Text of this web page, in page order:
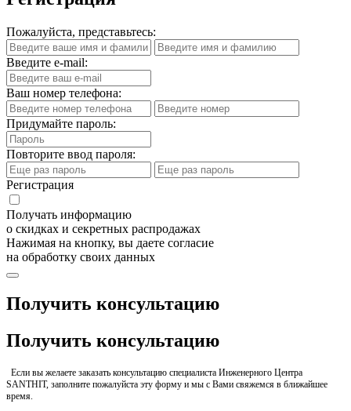
Пожалуйста, представьтесь:
Введите e-mail:
Ваш номер телефона:
Придумайте пароль:
Повторите ввод пароля:
Регистрация
Получать информацию
о скидках и секретных распродажах
Нажимая на кнопку, вы даете согласие
на обработку своих данных
Получить консультацию
Получить консультацию
Если вы желаете заказать консультацию специалиста Инженерного Центра
SANTHIT, заполните пожалуйста эту форму и мы с Вами свяжемся в ближайшее
время.